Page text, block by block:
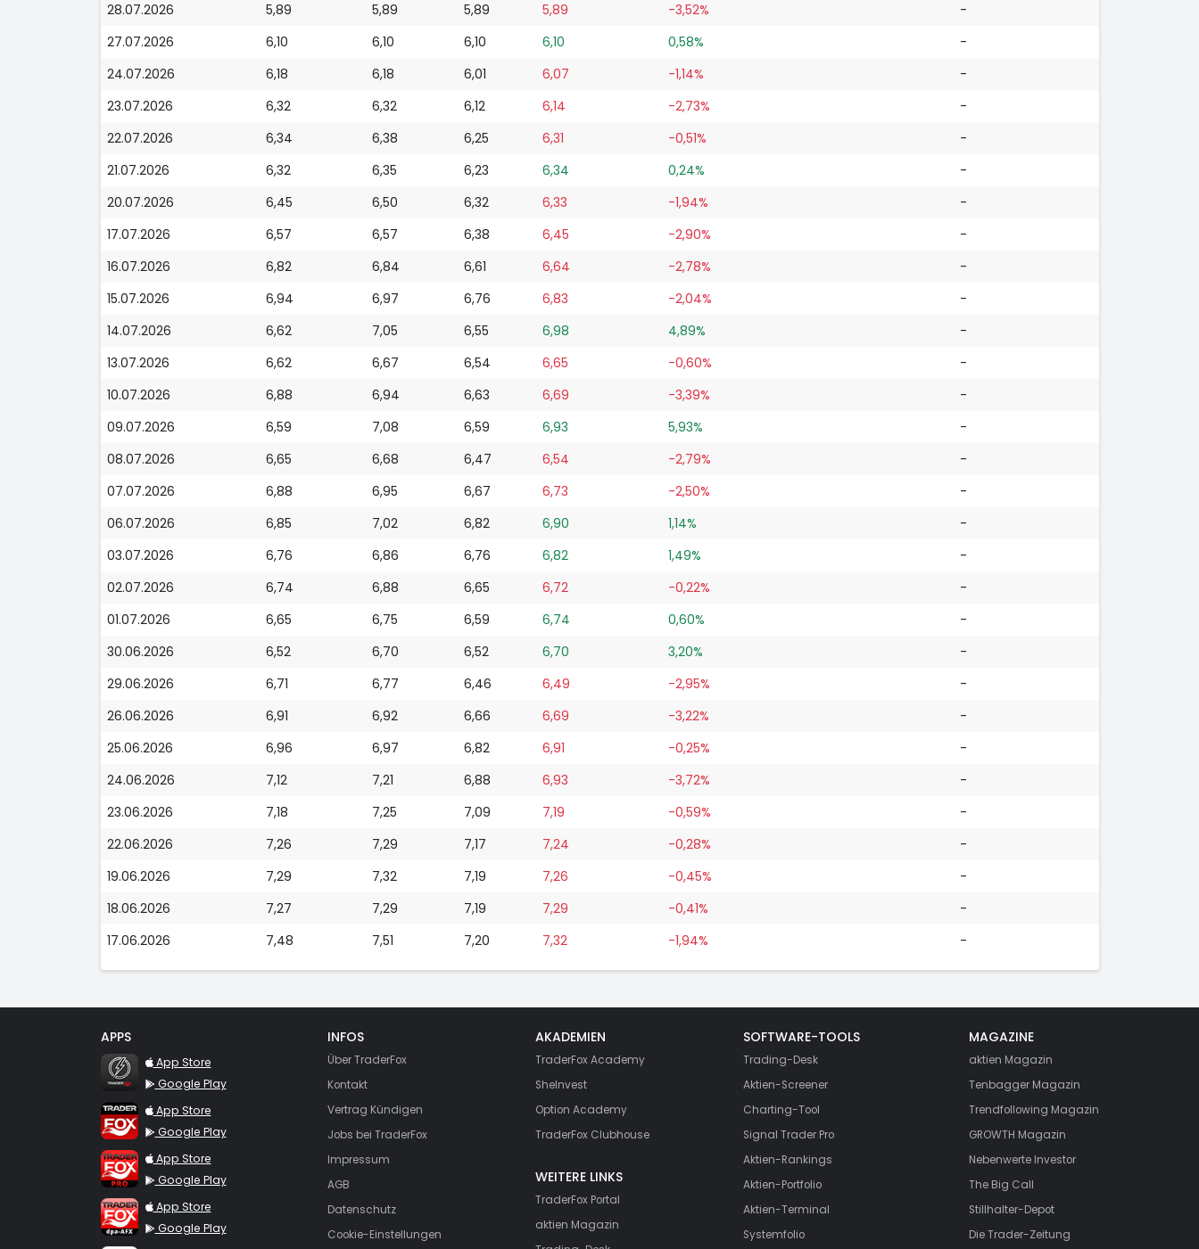
28.07.2026
5,89 5,89 5,89 5,89 -3,52%
-
27.07.2026
6,10 6,10 6,10 6,10 0,58%
-
24.07.2026
6,18 6,18 6,01 6,07 -1,14%
-
23.07.2026
6,32 6,32 6,12 6,14 -2,73%
-
22.07.2026
6,34 6,38 6,25 6,31 -0,51%
-
21.07.2026
6,32 6,35 6,23 6,34 0,24%
-
20.07.2026
6,45 6,50 6,32 6,33 -1,94%
-
17.07.2026
6,57 6,57 6,38 6,45 -2,90%
-
16.07.2026
6,82 6,84 6,61 6,64 -2,78%
-
15.07.2026
6,94 6,97 6,76 6,83 -2,04%
-
14.07.2026
6,62 7,05 6,55 6,98 4,89%
-
13.07.2026
6,62 6,67 6,54 6,65 -0,60%
-
10.07.2026
6,88 6,94 6,63 6,69 -3,39%
-
09.07.2026
6,59 7,08 6,59 6,93 5,93%
-
08.07.2026
6,65 6,68 6,47 6,54 -2,79%
-
07.07.2026
6,88 6,95 6,67 6,73 -2,50%
-
06.07.2026
6,85 7,02 6,82 6,90 1,14%
-
03.07.2026
6,76 6,86 6,76 6,82 1,49%
-
02.07.2026
6,74 6,88 6,65 6,72 -0,22%
-
01.07.2026
6,65 6,75 6,59 6,74 0,60%
-
30.06.2026
6,52 6,70 6,52 6,70 3,20%
-
29.06.2026
6,71 6,77 6,46 6,49 -2,95%
-
26.06.2026
6,91 6,92 6,66 6,69 -3,22%
-
25.06.2026
6,96 6,97 6,82 6,91 -0,25%
-
24.06.2026
7,12 7,21 6,88 6,93 -3,72%
-
23.06.2026
7,18 7,25 7,09 7,19 -0,59%
-
22.06.2026
7,26 7,29 7,17 7,24 -0,28%
-
19.06.2026
7,29 7,32 7,19 7,26 -0,45%
-
18.06.2026
7,27 7,29 7,19 7,29 -0,41%
-
17.06.2026
7,48 7,51 7,20 7,32 -1,94% -
APPS
TraderFox Flash
App Store
Google Play
TraderFox App
App Store
Google Play
TraderFox Pro
App Store
Google Play
TraderFox dpa-AFX ProFeed
App Store
Google Play
INFOS
Über TraderFox
Kontakt
Vertrag Kündigen
Jobs bei TraderFox
Impressum
AGB
Datenschutz
Cookie-Einstellungen
AKADEMIEN
TraderFox Academy
SheInvest
Option Academy
TraderFox Clubhouse
WEITERE LINKS
TraderFox Portal
aktien Magazin
SOFTWARE-TOOLS
Trading-Desk
Aktien-Screener
Charting-Tool
Signal Trader Pro
Aktien-Rankings
Aktien-Portfolio
Aktien-Terminal
Systemfolio
MAGAZINE
aktien Magazin
Tenbagger Magazin
Trendfollowing Magazin
GROWTH Magazin
Nebenwerte Investor
The Big Call
Stillhalter-Depot
Die Trader-Zeitung